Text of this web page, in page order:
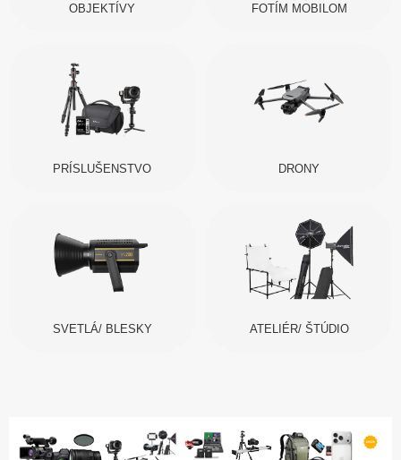
OBJEKTÍVY FOTÍM MOBILOM
PRÍSLUŠENSTVO DRONY
SVETLÁ/ BLESKY ATELIÉR/ ŠTÚDIO